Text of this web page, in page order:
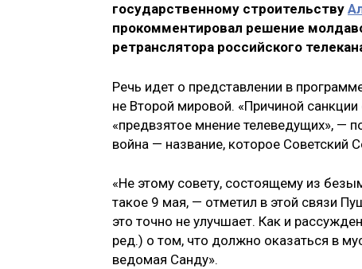
государственному строительству
прокомментировал решение
ретранслятора российского
Речь идет о представлении в
не Второй мировой. «Причиной
«предвзятое мнение телеведущих», —
война — название, которое Советский
«Не этому совету, состоящему из
такое 9 мая, — отметил в этой связи
это точно не улучшает. Как и
ред.) о том, что должно оказаться в
ведомая Санду».